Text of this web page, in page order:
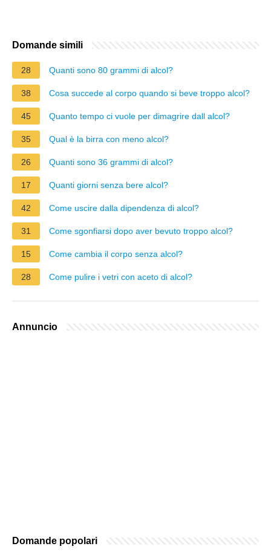
Domande simili
28 Quanti sono 80 grammi di alcol?
38 Cosa succede al corpo quando si beve troppo alcol?
45 Quanto tempo ci vuole per dimagrire dall alcol?
35 Qual è la birra con meno alcol?
26 Quanti sono 36 grammi di alcol?
17 Quanti giorni senza bere alcol?
42 Come uscire dalla dipendenza di alcol?
31 Come sgonfiarsi dopo aver bevuto troppo alcol?
15 Come cambia il corpo senza alcol?
28 Come pulire i vetri con aceto di alcol?
Annuncio
Domande popolari